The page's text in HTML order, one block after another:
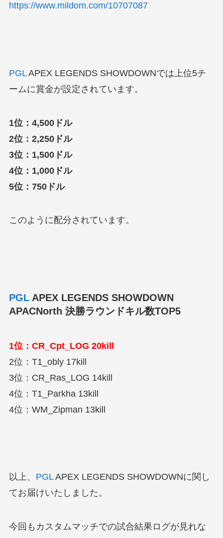
https://www.mildom.com/10707087
PGLAPEX LEGENDS SHOWDOWNでは上位5チ
ームに賞金が設定されています。
1位：4,500ドル
2位：2,250ドル
3位：1,500ドル
4位：1,000ドル
5位：750ドル
このように配分されています。
PGLAPEX LEGENDS SHOWDOWN
APACNorth 決勝ラウンドキル数TOP5
1位：CR_Cpt_LOG 20kill
2位：T1_obly 17kill
3位：CR_Ras_LOG 14kill
4位：T1_Parkha 13kill
4位：WM_Zipman 13kill
以上、 PGLAPEX LEGENDS SHOWDOWNに関し
てお届けいたしました。
今回もカスタムマッチでの試合結果ログが見れな